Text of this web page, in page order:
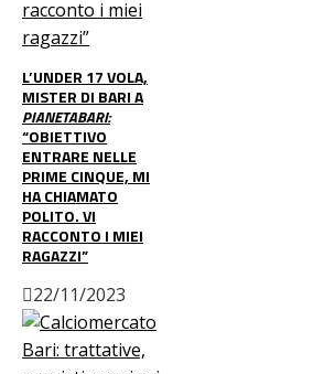
L’UNDER 17 VOLA,
MISTER DI BARI A
PIANETABARI:
“OBIETTIVO
ENTRARE NELLE
PRIME CINQUE, MI
HA CHIAMATO
POLITO. VI
RACCONTO I MIEI
RAGAZZI”
22/11/2023